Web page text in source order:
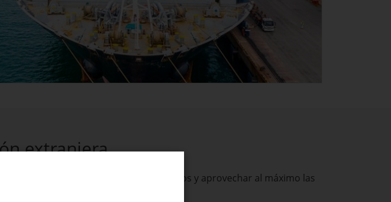
extranjera
proyectos en Cataluña, encontrar socios y aprovechar al máximo las